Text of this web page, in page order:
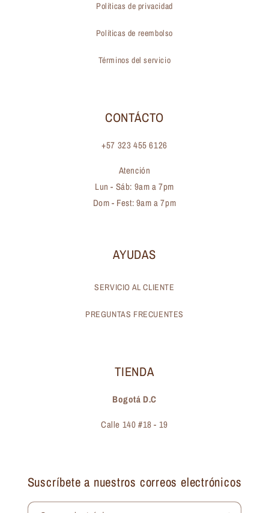
Políticas de privacidad
Políticas de reembolso
Términos del servicio
CONTÁCTO
+57 323 455 6126
Atención
Lun - Sáb: 9am a 7pm
Dom - Fest: 9am a 7pm
AYUDAS
SERVICIO AL CLIENTE
PREGUNTAS FRECUENTES
TIENDA
Bogotá D.C
Calle 140 #18 - 19
Suscríbete a nuestros correos electrónicos